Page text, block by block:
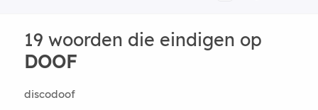
19 woorden die eindigen op
DOOF
discodoof